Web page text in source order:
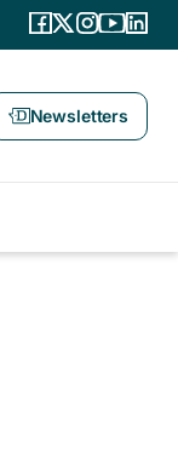
Newsletters